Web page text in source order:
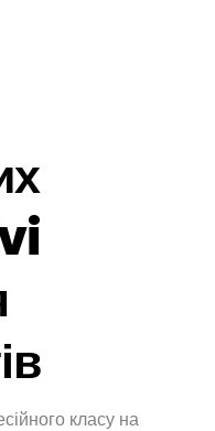
класу на